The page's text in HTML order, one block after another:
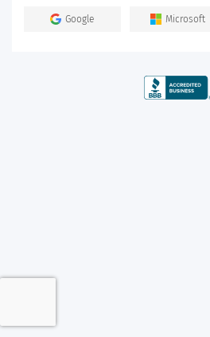
Google Microsoft